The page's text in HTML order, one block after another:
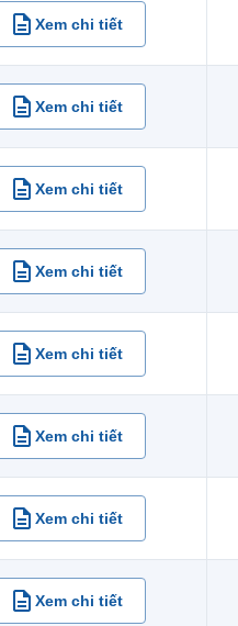
Xem chi tiết
Xem chi tiết
Xem chi tiết
Xem chi tiết
Xem chi tiết
Xem chi tiết
Xem chi tiết
Xem chi tiết